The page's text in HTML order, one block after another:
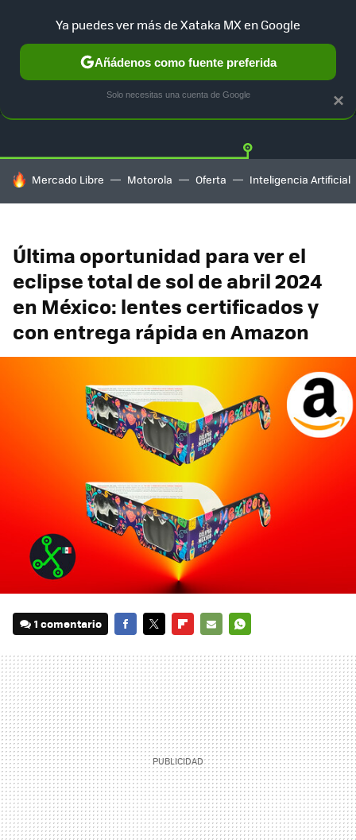
GUÍA DE COMPRAS MERCADO LIBRE
HOY SE HABLA DE
Mercado Libre Motorola Oferta Inteligencia Artificial
Última oportunidad para ver el
eclipse total de sol de abril 2024
en México: lentes certificados y
con entrega rápida en Amazon
1 comentario
MAIL
×
Ya puedes ver más de Xataka MX en Google
Añádenos como fuente preferida
Solo necesitas una cuenta de Google